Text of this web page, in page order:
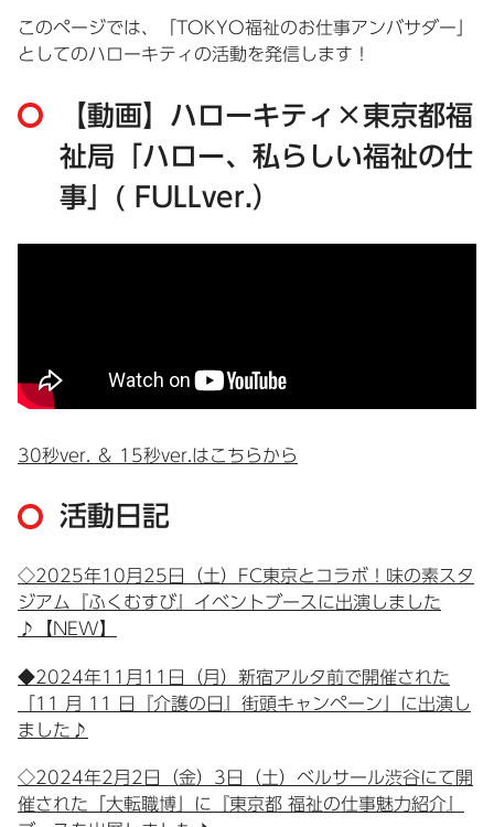
このページでは、「TOKYO福祉のお仕事アンバサダー」
としてのハローキティの活動を発信します！
【動画】ハローキティ×東京都福
祉局「ハロー、私らしい福祉の仕
事」( FULLver.）
30秒ver. ＆ 15秒ver.はこちらから
活動日記
◇2025年10月25日（土）FC東京とコラボ！味の素スタ
ジアム『ふくむすび』イベントブースに出演しました
♪【NEW】
◆2024年11月11日（月）新宿アルタ前で開催された
「11 月 11 日『介護の日』街頭キャンペーン」に出演し
ました♪
◇2024年2月2日（金）3日（土）ベルサール渋谷にて開
催された「大転職博」に『東京都 福祉の仕事魅力紹介』